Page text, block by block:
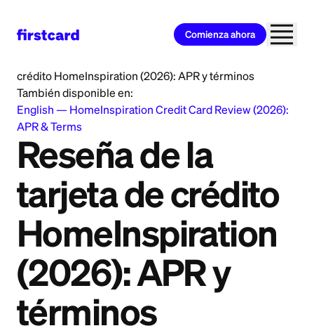
Comienza ahora
crédito HomeInspiration (2026): APR y términos
También disponible en:
English — HomeInspiration Credit Card Review (2026):
APR & Terms
Reseña de la
tarjeta de crédito
HomeInspiration
(2026): APR y
términos